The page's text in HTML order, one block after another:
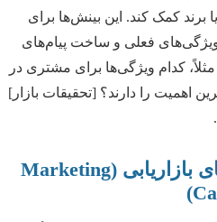
کمک کند. این بینش‌ها برای
فعلی و ساخت پیام‌های
کدام ویژگی‌ها برای مشتری در
اهمیت را دارند؟ [تحقیقات بازار]
۶.۳. اثربخشی کمپین‌های بازاریابی (Marketing